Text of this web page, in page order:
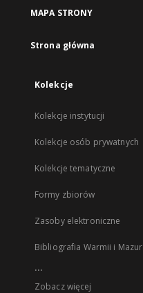
MAPA STRONY
Strona główna
Kolekcje
Kolekcje instytucji
Kolekcje osób prywatnych
Kolekcje tematyczne
Formy zbiorów
Zasoby elektroniczne
Bibliografia Warmii i Mazur
...
Zobacz więcej